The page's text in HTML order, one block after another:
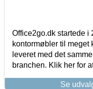
Office2go.dk startede i
kontormøbler til meget
leveret med det
branchen. Klik her for
Se